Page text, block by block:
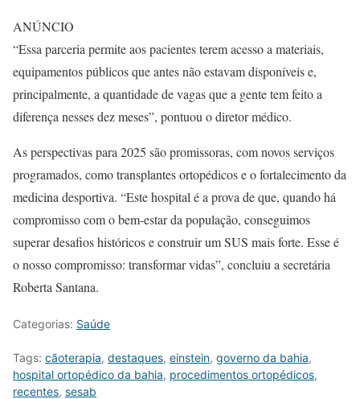
ANÚNCIO
“Essa parceria permite aos pacientes terem acesso a materiais,
equipamentos públicos que antes não estavam disponíveis e,
principalmente, a quantidade de vagas que a gente tem feito a
diferença nesses dez meses”, pontuou o diretor médico.
As perspectivas para 2025 são promissoras, com novos serviços
programados, como transplantes ortopédicos e o fortalecimento da
medicina desportiva. “Este hospital é a prova de que, quando há
compromisso com o bem-estar da população, conseguimos
superar desafios históricos e construir um SUS mais forte. Esse é
o nosso compromisso: transformar vidas”, concluiu a secretária
Roberta Santana.
Categorias: Saúde
Tags: cãoterapia, destaques, einstein, governo da bahia,
hospital ortopédico da bahia, procedimentos ortopédicos,
recentes, sesab